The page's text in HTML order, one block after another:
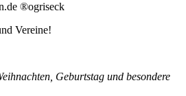
®ogriseck
Vereine!
Geburtstag und besondere